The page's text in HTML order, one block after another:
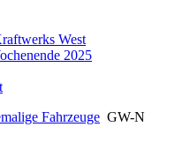
West
2025
Fahrzeuge GW-N